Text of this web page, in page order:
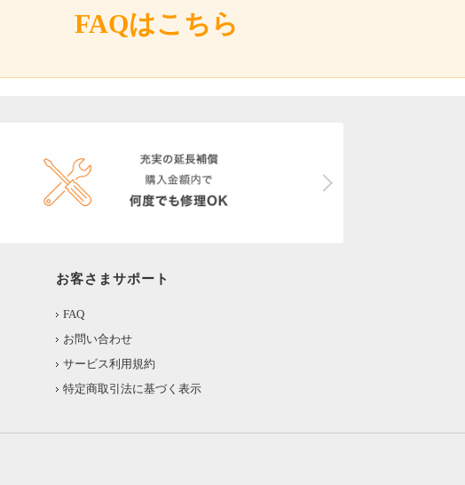
FAQはこちら
お客さまサポート
FAQ
お問い合わせ
サービス利用規約
特定商取引法に基づく表示